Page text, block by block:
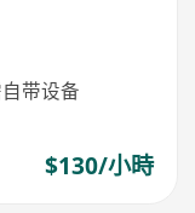
带设备
$130/小時